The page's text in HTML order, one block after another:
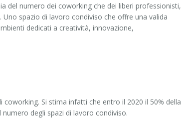
del numero dei coworking che dei liberi professionisti,
spazio di lavoro condiviso che offre una valida
dedicati a creatività, innovazione,
Si stima infatti che entro il 2020 il 50% della
degli spazi di lavoro condiviso.